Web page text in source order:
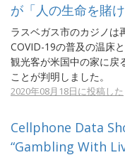
が「人の生命を賭
ラスベガス市のカジノは
COVID-19の普及の温床
観光客が米国中の家に戻
ことが判明しました。
2020年08月18日に投稿した
Cellphone Data
“Gambling With